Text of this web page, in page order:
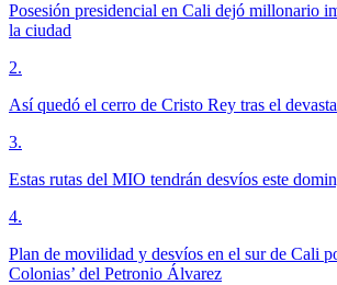
Posesión presidencial en Cali dejó millonario
la ciudad
2.
Así quedó el cerro de Cristo Rey tras el
3.
Estas rutas del MIO tendrán desvíos este
4.
Plan de movilidad y desvíos en el sur de Cali
Colonias’ del Petronio Álvarez